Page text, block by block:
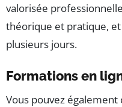
valorisée
théorique et pratique,
plusieurs jours.
Formations en
Vous pouvez